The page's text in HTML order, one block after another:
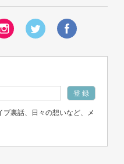
裏話、日々の想いなど、メ